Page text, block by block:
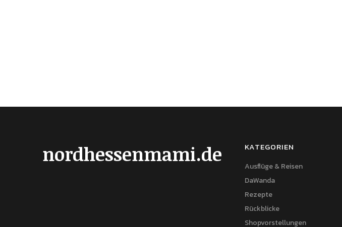
nordhessenmami.de KATEGORIEN
Ausflüge & Reisen
DaWanda
Rezepte
Rückblicke
Shopvorstellungen